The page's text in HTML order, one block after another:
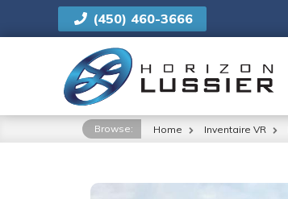
(450) 460-3666
Browse: Home Inventaire VR